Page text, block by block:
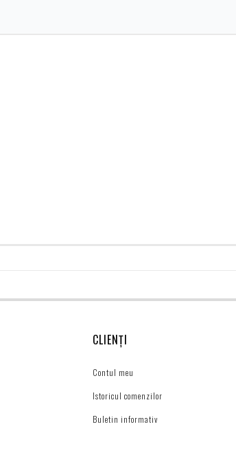
CLIENȚI
Contul meu
Istoricul comenzilor
Buletin informativ